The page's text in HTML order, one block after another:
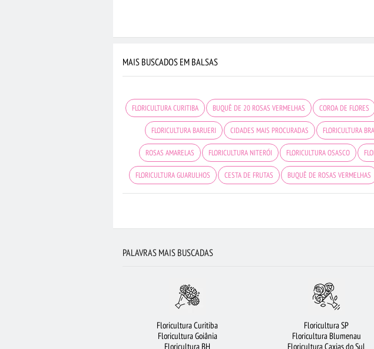
MAIS BUSCADOS EM BALSAS
FLORICULTURA CURITIBA BUQUÊ DE 20 ROSAS VERMELHAS COROA DE FLORES
FLORICULTURA BARUERI CIDADES MAIS PROCURADAS FLORICULTURA
ROSAS AMARELAS FLORICULTURA NITERÓI FLORICULTURA OSASCO
FLORICULTURA GUARULHOS CESTA DE FRUTAS BUQUÊ DE ROSAS VERMELHAS
PALAVRAS MAIS BUSCADAS
Floricultura Curitiba
Floricultura Goiânia
Floricultura BH
Floricultura SP
Floricultura Blumenau
Floricultura Caxias do Sul